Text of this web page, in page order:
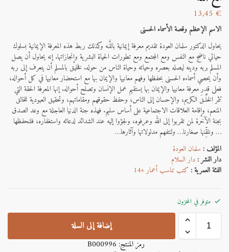
13,45 €
الاسم الإعظم وقصة الأسماء الحسنى
يحاول الدكتور سلمان العودة تقديم معرفة إيمانية باللَّـه وكذلك ربط هذه المعرفة الإيمانية بسلوك
حياتي ناضج مع النفس ومع المجتمع ومع تطورات الحياة البشرية وإنجازاتها. إنه يحاول أن يصل
المسلم بربه ودينه ليصله بعصره وحياته وحياة الناس من حوله. فخليق بالمسلم أن يتعرف إلى ربه
وأن يحصي أسماءه الحسنى بحفظها وفهم معانيها والإيمان بها مع استحضار معانيها في كل أحواله،
فعلى قدر معرفة معانيها والإيمان بها يستقيم عمل الإنسان وتصلح أحواله. إنها المعرفة الحقة التي
تثمر الخُلُـقَ الكريم، والإحسان إلى الناس، وحفظ حقوقهم ومقاماتهم، وتحقيق العبودية للخالق
المنعم، وإقامة العلاقات الاجتماعية على أساس سليم. فهذه جنة الدنيا العاجلة مع وعد الصدق
بجنة الآخرة لمن تقربوا إلى الله وعرفوه، ولجؤوا إليه عند الشدائد لدعائه واستغفاره، فلنحفظها
… ونلقِّنها صغارنا… ولنتفهم مدلولاتها وآثارها…
المؤلف : سلمان العودة
دار النشر :دار السلام
الفئة العمرية :كتب تناسب أعمار +14
متوفر في المخزون
إضافة إلى السلة
رمز المنتج: B000996